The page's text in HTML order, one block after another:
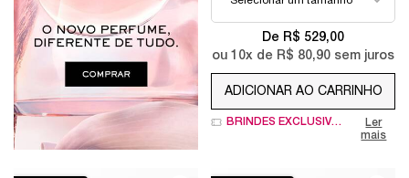
De R$ 529,00
ou 10x de R$ 80,90 sem juros
ADICIONAR AO CARRINHO
BRINDES EXCLUSIVOS
Ler
mais